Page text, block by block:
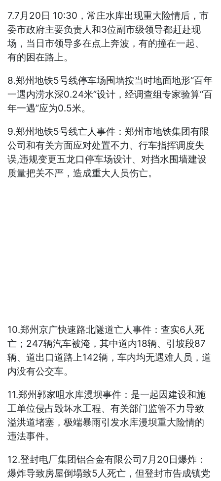
7.7月20日 10:30，常庄水库出现重大险情后，市
委市政府主要负责人和3位副市级领导都赶赴现
场，当日市领导多在点上奔波，有的撞在一起、
有的困在路上。
8.郑州地铁5号线停车场围墙按当时地面地形“百年
一遇内涝水深0.24米”设计，经调查组专家验算“百
年一遇”应为0.5米。
9.郑州地铁5号线亡人事件：郑州市地铁集团有限
公司和有关方面应对处置不力、行车指挥调度失
误,违规变更五龙口停车场设计、对挡水围墙建设
质量把关不严，造成重大人员伤亡。
10.郑州京广快速路北隧道亡人事件：查实6人死
亡；247辆汽车被淹，其中道内18辆、引坡段87
辆、道出口道路上142辆，车内均无遇难人员，道
内没有公交车。
11.郑州郭家咀水库漫坝事件：是一起因建设和施
工单位侵占毁坏水工程、有关部门监管不力导致
溢洪道堵塞，极端暴雨引发水库漫坝重大险情的
违法事件。
12.登封电厂集团铝合金有限公司7月20日爆炸：
爆炸导致房屋倒塌致5人死亡，但登封市告成镇党